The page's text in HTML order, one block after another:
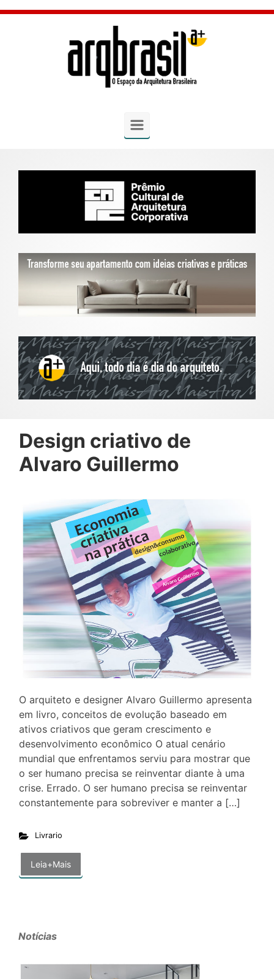
Skip to main content
Design criativo de
Alvaro Guillermo
O arquiteto e designer Alvaro Guillermo apresenta
em livro, conceitos de evolução baseado em
ativos criativos que geram crescimento e
desenvolvimento econômico O atual cenário
mundial que enfrentamos serviu para mostrar que
o ser humano precisa se reinventar diante à uma
crise. Errado. O ser humano precisa se reinventar
constantemente para sobreviver e manter a […]
Livrario
Leia+Mais
Notícias